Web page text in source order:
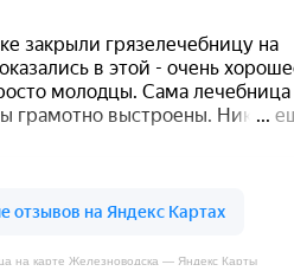
на карте Железноводска — Яндекс Карты